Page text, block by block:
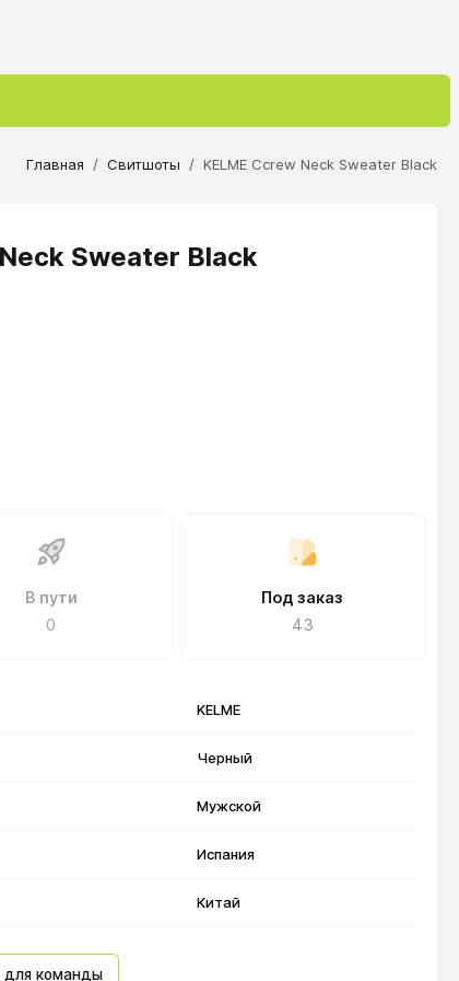
Главная Свитшоты KELME Ccrew Neck Sweater Black
Sweater Black
В пути
0
Под заказ
43
KELME
Черный
Мужской
Испания
Китай
для команды